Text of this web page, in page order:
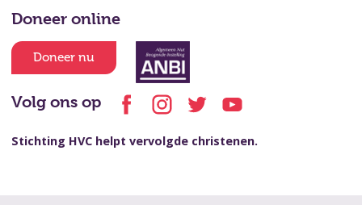
Doneer online
Doneer nu
Volg ons op
Stichting HVC helpt vervolgde christenen.